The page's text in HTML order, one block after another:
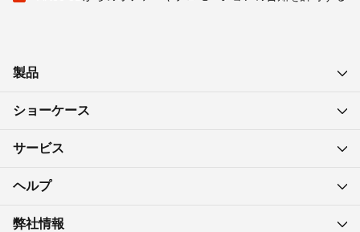
製品
ショーケース
サービス
ヘルプ
弊社情報